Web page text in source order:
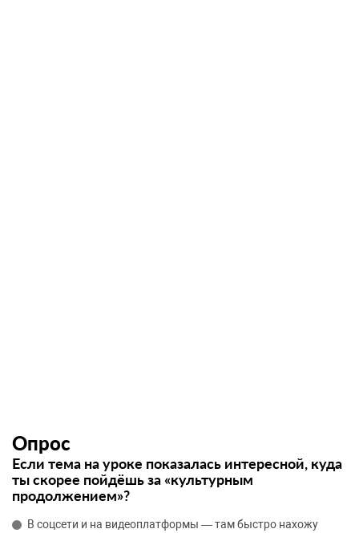
Опрос
Если тема на уроке показалась интересной, куда
ты скорее пойдёшь за «культурным
продолжением»?
В соцсети и на видеоплатформы — там быстро нахожу